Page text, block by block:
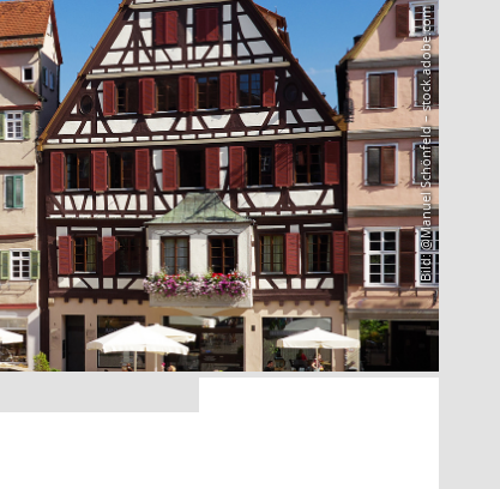
Bild: @Manuel Schönfeld – stock.adobe.com